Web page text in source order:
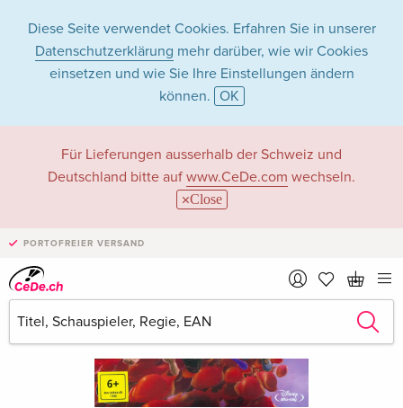
Diese Seite verwendet Cookies. Erfahren Sie in unserer
Datenschutzerklärung mehr darüber, wie wir Cookies
einsetzen und wie Sie Ihre Einstellungen ändern
können. OK
Für Lieferungen ausserhalb der Schweiz und
Deutschland bitte auf www.CeDe.com wechseln.
Close
PORTOFREIER VERSAND